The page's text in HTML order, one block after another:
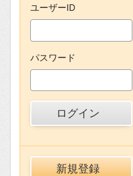
ユーザーID
パスワード
新規登録